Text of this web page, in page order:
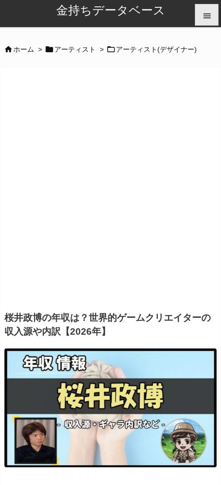
金持ちデータベース 
ホーム > アーティスト > アーティスト(デザイナー)
桜井政博の年収は？世界的ゲームクリエイターの
収入源や内訳【2026年】